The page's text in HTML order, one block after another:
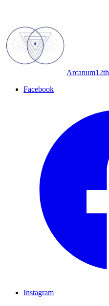
Arcanum12th
Facebook
Instagram